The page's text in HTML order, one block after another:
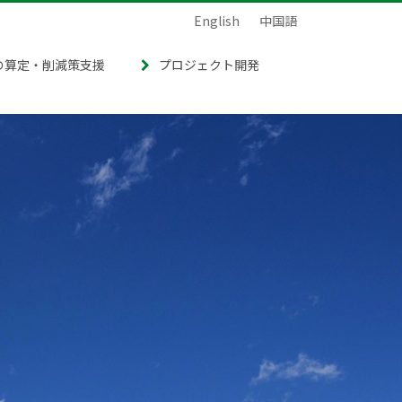
English 中国語
定・削減策支援 プロジェクト開発